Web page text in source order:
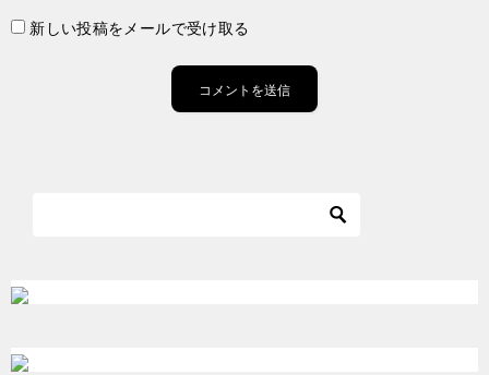
新しい投稿をメールで受け取る